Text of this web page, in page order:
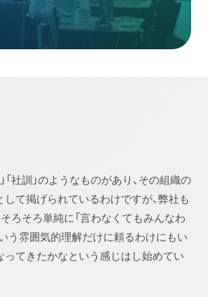
「社訓」のようなものがあり、その組織の
て掲げられているわけですが、弊社も
ろそろ単純に「言わなくてもみんなわ
う雰囲気的理解だけに頼るわけにもい
ってきたかなという感じはし始めてい